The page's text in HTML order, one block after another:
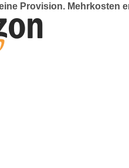
Provision. Mehrkosten